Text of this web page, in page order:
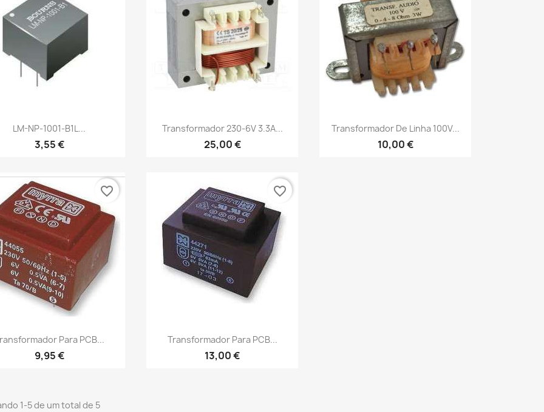
Vista rápida
LM-NP-1001-B1L...
3,55 €
Vista rápida
Transformador 230-6V 3.3A...
25,00 €
Vista rápida
Transformador De Linha 100V...
10,00 €
Vista rápida
Para PCB...
9,95 €
favorite_border
Vista rápida
Transformador Para PCB...
13,00 €
favorite_border
1-5 de um total de 5